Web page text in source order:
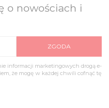
o nowościach i
informacji marketingowych drogą e-
że mogę w każdej chwili cofnąć tę